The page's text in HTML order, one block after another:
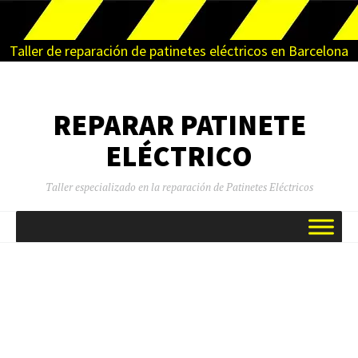
Taller de reparación de patinetes eléctricos en Barcelona
REPARAR PATINETE
ELÉCTRICO
Taller especializado en la reparación de Patinetes Eléctricos
CONTENIDO